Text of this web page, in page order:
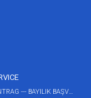
HÄNDLERANTRAG --- BAYILIK BAŞVURUSU